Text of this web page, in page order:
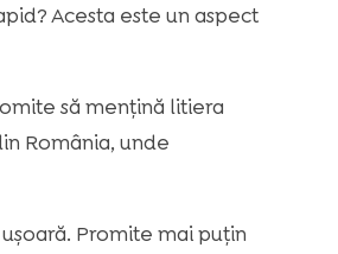
Acesta este un aspect
să mențină litiera
România, unde
Promite mai puțin